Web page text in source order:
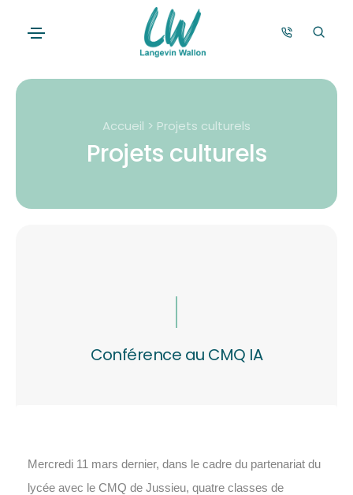
Accueil > Projets culturels
Projets culturels
Conférence au CMQ IA
Mercredi 11 mars dernier, dans le cadre du partenariat du
lycée avec le CMQ de Jussieu, quatre classes de